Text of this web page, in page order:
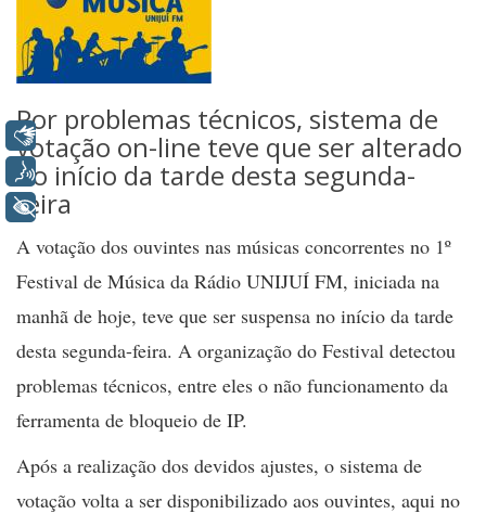
Por problemas técnicos, sistema de
votação on-line teve que ser alterado
no início da tarde desta segunda-
feira
A votação dos ouvintes nas músicas concorrentes no 1º
Festival de Música da Rádio UNIJUÍ FM, iniciada na
manhã de hoje, teve que ser suspensa no início da tarde
desta segunda-feira. A organização do Festival detectou
problemas técnicos, entre eles o não funcionamento da
ferramenta de bloqueio de IP.
Após a realização dos devidos ajustes, o sistema de
votação volta a ser disponibilizado aos ouvintes, aqui no
Libras
Voz
+ Acessibilidade